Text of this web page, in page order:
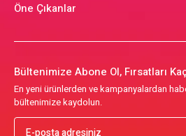
Öne Çıkanlar
Bültenimize Abone Ol, Fırsatları
En yeni ürünlerden ve kampanyalardan
bültenimize kaydolun.